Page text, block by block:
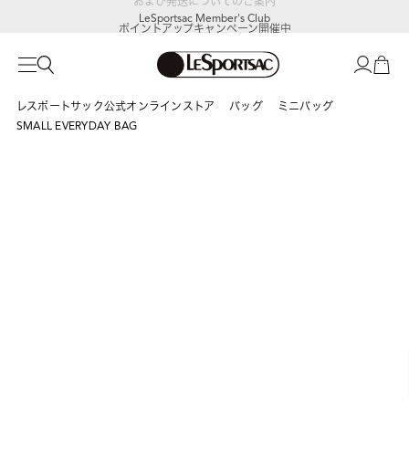
LeSportsac Member's Club
ポイントアップキャンペーン開催中
レスポートサック公式オンラインストア バッグ
ミニバッグ
SMALL EVERYDAY BAG